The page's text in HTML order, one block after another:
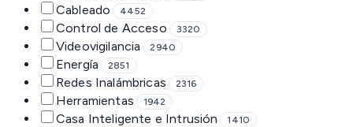
Cableado 4452
Control de Acceso 3320
Videovigilancia 2940
Energía 2851
Redes Inalámbricas 2316
Herramientas 1942
Casa Inteligente e Intrusión 1410